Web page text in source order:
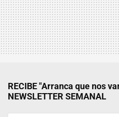
RECIBE "Arranca que nos
NEWSLETTER SEMANAL